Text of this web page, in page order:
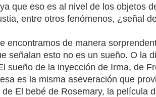
que eso es al nivel de los objetos
entre otros fenómenos, ¿señal
encontramos de manera
señalan esto no es un sueño. O la
sueño de la inyección de Irma, de
es la misma aseveración que
de El bebé de Rosemary, la película